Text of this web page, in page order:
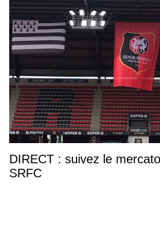
DIRECT : suivez le
SRFC